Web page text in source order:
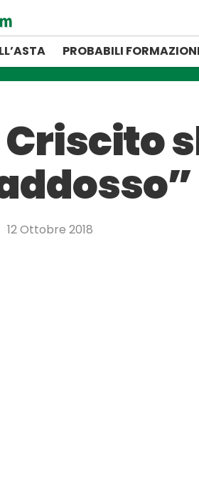
PROBABILI FORMAZIONI
Criscito
12 Ottobre 2018